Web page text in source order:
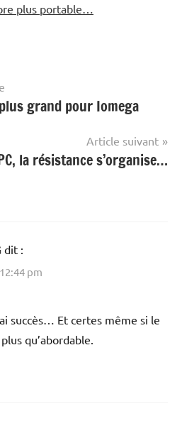
plus portable…
grand pour Iomega
Article suivant
la résistance s’organise…
dit :
pm
succès… Et certes même si le
qu’abordable.